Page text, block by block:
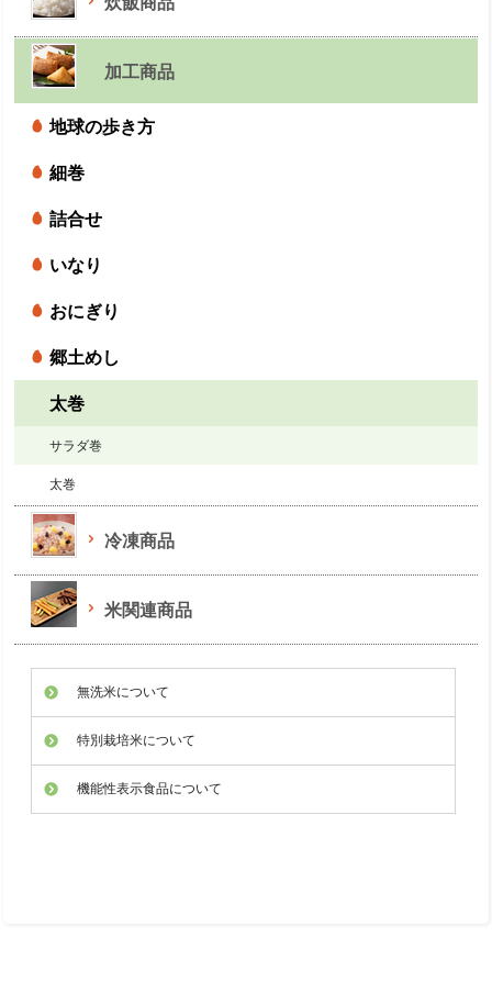
加工商品
地球の歩き方
細巻
詰合せ
いなり
おにぎり
郷土めし
太巻
サラダ巻
太巻
冷凍商品
米関連商品
無洗米について
特別栽培米について
機能性表示食品について